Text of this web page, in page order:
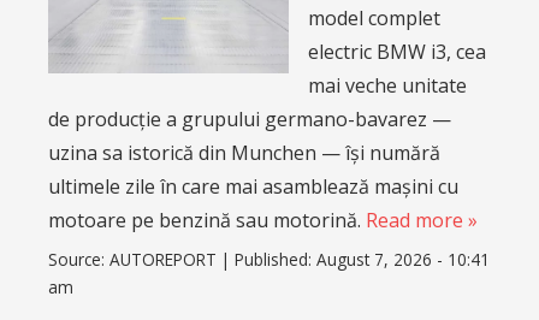
model complet
electric BMW i3, cea
mai veche unitate
de producție a grupului germano-bavarez —
uzina sa istorică din Munchen — își numără
ultimele zile în care mai asamblează mașini cu
motoare pe benzină sau motorină. Read more »
Source: AUTOREPORT | Published: August 7, 2026 - 10:41
am